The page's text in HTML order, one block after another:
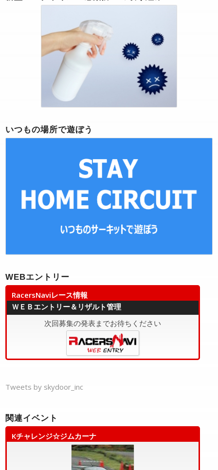
いつもの場所で遊ぼう
WEBエントリー
RacersNaviレース情報
ＷＥＢエントリー＆リザルト管理
次回募集の発表までお待ちください
Tweets by skydoor_inc
関連イベント
Kチャレンジ☆ジムカーナ